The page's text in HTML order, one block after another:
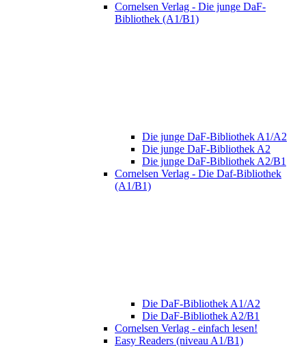
Cornelsen Verlag - Die junge DaF-
Bibliothek (A1/B1)
Die junge DaF-Bibliothek A1/A2
Die junge DaF-Bibliothek A2
Die junge DaF-Bibliothek A2/B1
Cornelsen Verlag - Die Daf-Bibliothek
(A1/B1)
Die DaF-Bibliothek A1/A2
Die DaF-Bibliothek A2/B1
Cornelsen Verlag - einfach lesen!
Easy Readers (niveau A1/B1)